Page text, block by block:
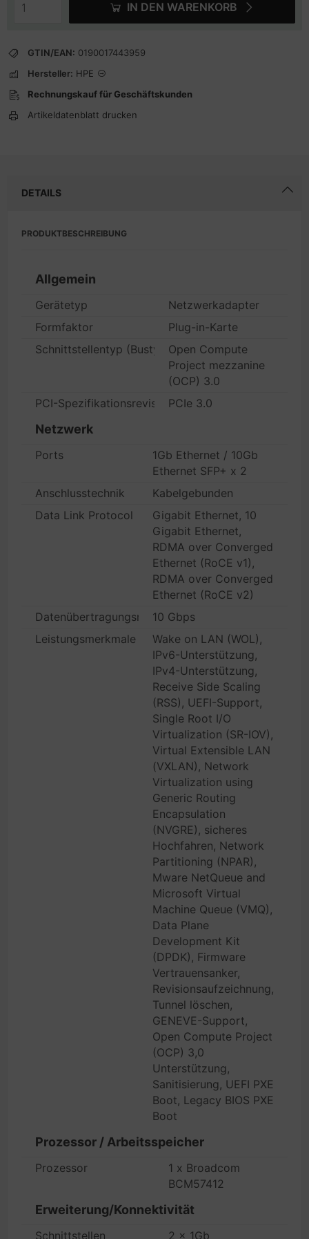
IN DEN WARENKORB
GTIN/EAN: 0190017443959
Hersteller: HPE
Rechnungskauf für Geschäftskunden
Artikeldatenblatt drucken
DETAILS
PRODUKTBESCHREIBUNG
Allgemein
Gerätetyp
Netzwerkadapter
Formfaktor
Plug-in-Karte
Schnittstellentyp (Bustyp)Open Compute
Project mezzanine
(OCP) 3.0
PCI-SpezifikationsrevisionPCIe 3.0
Netzwerk
Ports
1Gb Ethernet / 10Gb
Ethernet SFP+ x 2
Anschlusstechnik
Kabelgebunden
Data Link Protocol
Gigabit Ethernet, 10
Gigabit Ethernet,
RDMA over Converged
Ethernet (RoCE v1),
RDMA over Converged
Ethernet (RoCE v2)
Datenübertragungsrate10 Gbps
Leistungsmerkmale
Wake on LAN (WOL),
IPv6-Unterstützung,
IPv4-Unterstützung,
Receive Side Scaling
(RSS), UEFI-Support,
Single Root I/O
Virtualization (SR-IOV),
Virtual Extensible LAN
(VXLAN), Network
Virtualization using
Generic Routing
Encapsulation
(NVGRE), sicheres
Hochfahren, Network
Partitioning (NPAR),
Mware NetQueue and
Microsoft Virtual
Machine Queue (VMQ),
Data Plane
Development Kit
(DPDK), Firmware
Vertrauensanker,
Revisionsaufzeichnung,
Tunnel löschen,
GENEVE-Support,
Open Compute Project
(OCP) 3,0
Unterstützung,
Sanitisierung, UEFI PXE
Boot, Legacy BIOS PXE
Boot
Prozessor / Arbeitsspeicher
Prozessor
1 x Broadcom
BCM57412
Erweiterung/Konnektivität
Schnittstellen 2 x 1Gb